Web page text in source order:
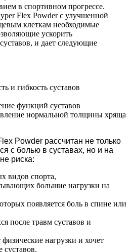
в спортивном прогрессе.
Flex Powder с улучшенной
клеткам необходимые
ускорить
и дает следующие
и гибкость суставов
функций суставов
нормальной толщины хряща
Powder рассчитан не только
с болью в суставах, но и на
риска:
видов спорта,
большие нагрузки на
появляется боль в спине или
после травм суставов и
нагрузки и хочет
суставов.